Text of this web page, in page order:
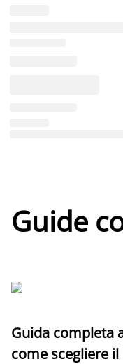
Guide
Guida completa
come scegliere